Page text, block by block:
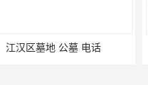
汉阳区公墓 陵园 电话